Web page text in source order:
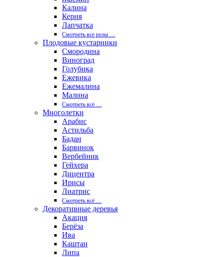
Калина
Керия
Лапчатка
Смотреть все розы …
Плодовые кустарники
Смородина
Виноград
Голубика
Ежевика
Ежемалина
Малина
Смотреть вcё …
Многолетки
Арабис
Астильба
Бадан
Барвинок
Вербейник
Гейхера
Дицентра
Ирисы
Лиатрис
Смотреть вcё …
Декоративные деревья
Акация
Берёза
Ива
Каштан
Липа